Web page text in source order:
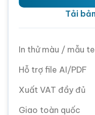
Tải
In thử màu / mẫu
Hỗ trợ file AI/PDF
Xuất VAT đầy đủ
Giao toàn quốc